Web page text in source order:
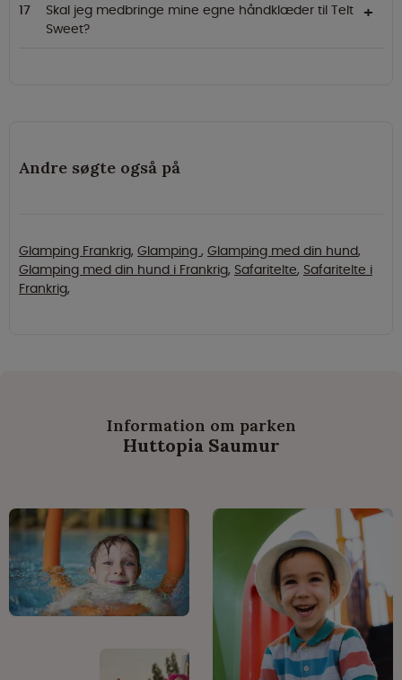
Skal jeg medbringe mine egne håndklæder til Telt
Sweet?
Andre søgte også på
Glamping Frankrig, Glamping , Glamping med din hund,
Glamping med din hund i Frankrig, Safaritelte, Safaritelte i
Frankrig,
Information om parken
Huttopia Saumur